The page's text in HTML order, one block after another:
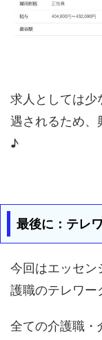
求人としては少
遇されるため、
♪
最後に：テレ
今回はエッセン
護職のテレワー
全ての介護職・